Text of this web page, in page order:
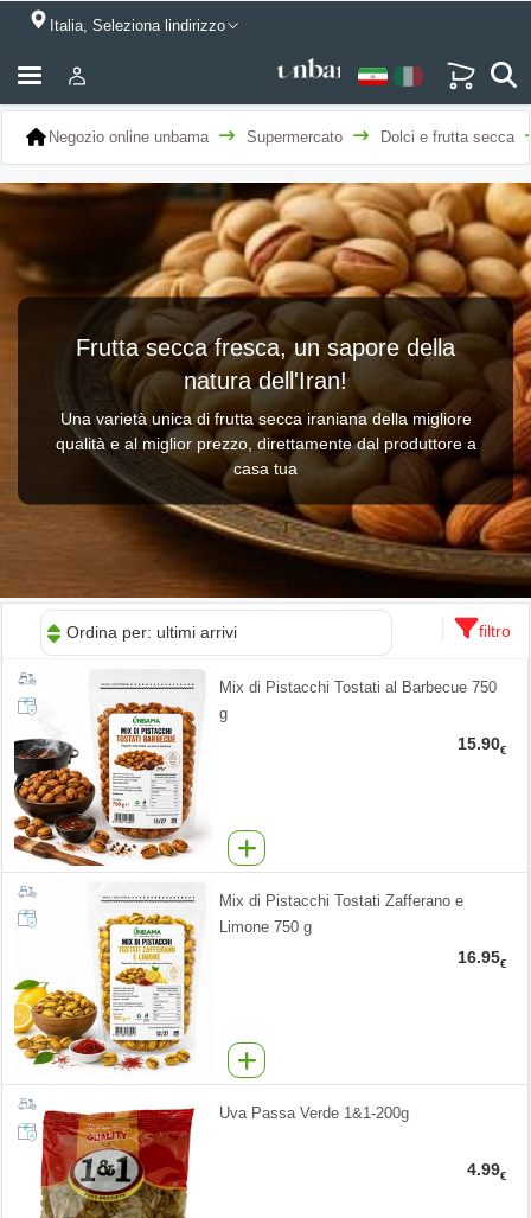
Italia, Seleziona lindirizzo
Negozio online unbama Supermercato Dolci e frutta secca
Frutta secca fresca, un sapore della
natura dell'Iran!
Una varietà unica di frutta secca iraniana della migliore
qualità e al miglior prezzo, direttamente dal produttore a
casa tua
Ordina per: ultimi arrivi filtro
Mix di Pistacchi Tostati al Barbecue 750
g
15.90€
Mix di Pistacchi Tostati Zafferano e
Limone 750 g
16.95€
Uva Passa Verde 1&1-200g
4.99€